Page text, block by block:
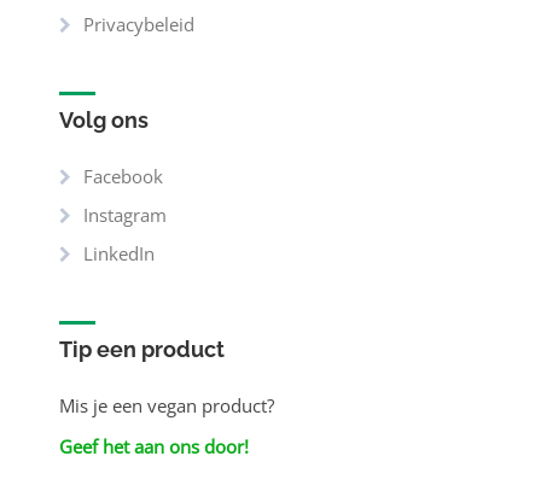
Privacybeleid
Volg ons
Facebook
Instagram
LinkedIn
Tip een product
Mis je een vegan product?
Geef het aan ons door!